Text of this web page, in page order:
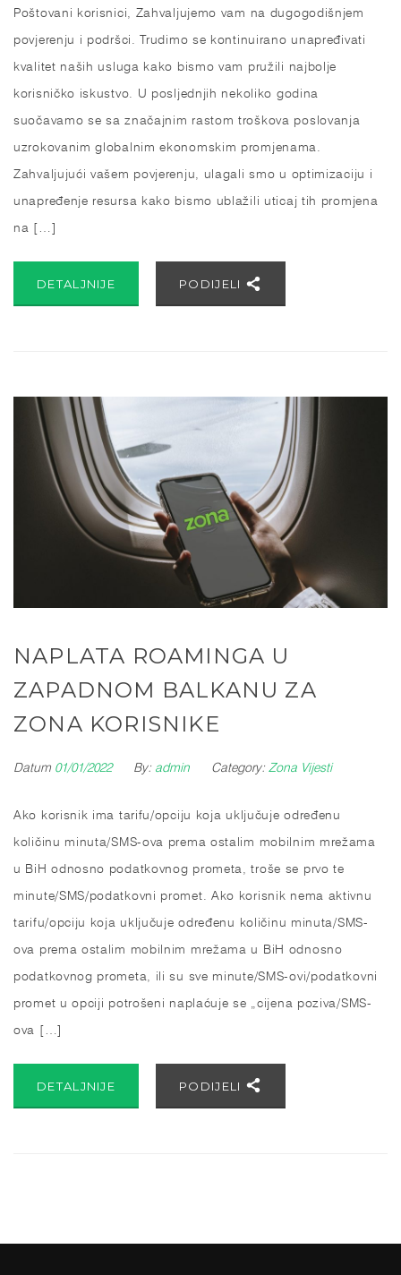
Poštovani korisnici, Zahvaljujemo vam na dugogodišnjem
povjerenju i podršci. Trudimo se kontinuirano unapređivati
kvalitet naših usluga kako bismo vam pružili najbolje
korisničko iskustvo. U posljednjih nekoliko godina
suočavamo se sa značajnim rastom troškova poslovanja
uzrokovanim globalnim ekonomskim promjenama.
Zahvaljujući vašem povjerenju, ulagali smo u optimizaciju i
unapređenje resursa kako bismo ublažili uticaj tih promjena
na […]
DETALJNIJE PODIJELI
NAPLATA ROAMINGA U
ZAPADNOM BALKANU ZA
ZONA KORISNIKE
Datum 01/01/2022 By: admin Category: Zona Vijesti
Ako korisnik ima tarifu/opciju koja uključuje određenu
količinu minuta/SMS-ova prema ostalim mobilnim mrežama
u BiH odnosno podatkovnog prometa, troše se prvo te
minute/SMS/podatkovni promet. Ako korisnik nema aktivnu
tarifu/opciju koja uključuje određenu količinu minuta/SMS-
ova prema ostalim mobilnim mrežama u BiH odnosno
podatkovnog prometa, ili su sve minute/SMS-ovi/podatkovni
promet u opciji potrošeni naplaćuje se „cijena poziva/SMS-
ova […]
DETALJNIJE PODIJELI